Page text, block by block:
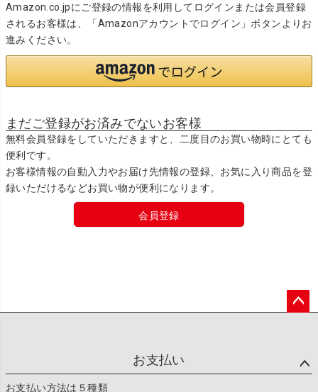
Amazon.co.jpにご登録の情報を利用してログインまたは会員登録
されるお客様は、「Amazonアカウントでログイン」ボタンよりお
進みください。
まだご登録がお済みでないお客様
無料会員登録をしていただきますと、二度目のお買い物時にとても
便利です。
お客様情報の自動入力やお届け先情報の登録、お気に入り商品を登
録いただけるなどお買い物が便利になります。
会員登録
お支払い
お支払い方法は５種類